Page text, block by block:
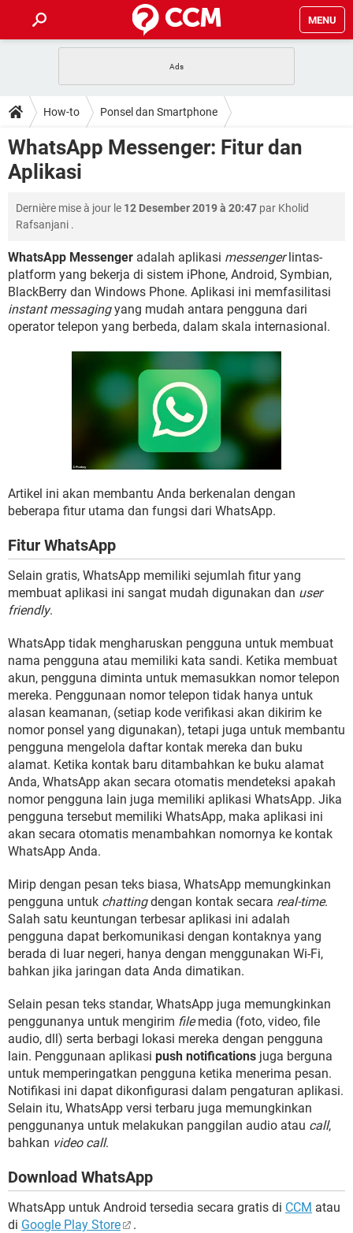
MENU
APLIKASI NONTON FILM & SERI RESET GMAIL
BUAT AKUN TIKTOK APLIKASI VIDEO-CALL
HOW-TO
SAFE MODE ANDROID RESET CLASH OF CLANS
KODE RAHASIA NETFLIX
DOWNLOAD
ADOBE PREMIERE PRO
FORUM
Lupa Password Gmail WiFi Tidak Berfungsi
ENSIKLOPEDIA
Front Office dan Back Office OOP - Data Enkapsulasi
Jenis-jenis Network atau Jaringan
How-to Ponsel dan Smartphone
WhatsApp Messenger: Fitur dan
Aplikasi
Dernière mise à jour le 12 Desember 2019 à 20:47 par Kholid
Rafsanjani .
WhatsApp Messenger adalah aplikasi messengerlintas-
platform yang bekerja di sistem iPhone, Android, Symbian,
BlackBerry dan Windows Phone. Aplikasi ini memfasilitasi
instant messagingyang mudah antara pengguna dari
operator telepon yang berbeda, dalam skala internasional.
Artikel ini akan membantu Anda berkenalan dengan
beberapa fitur utama dan fungsi dari WhatsApp.
Fitur WhatsApp
Selain gratis, WhatsApp memiliki sejumlah fitur yang
membuat aplikasi ini sangat mudah digunakan dan user
friendly.
WhatsApp tidak mengharuskan pengguna untuk membuat
nama pengguna atau memiliki kata sandi. Ketika membuat
akun, pengguna diminta untuk memasukkan nomor telepon
mereka. Penggunaan nomor telepon tidak hanya untuk
alasan keamanan, (setiap kode verifikasi akan dikirim ke
nomor ponsel yang digunakan), tetapi juga untuk membantu
pengguna mengelola daftar kontak mereka dan buku
alamat. Ketika kontak baru ditambahkan ke buku alamat
Anda, WhatsApp akan secara otomatis mendeteksi apakah
nomor pengguna lain juga memiliki aplikasi WhatsApp. Jika
pengguna tersebut memiliki WhatsApp, maka aplikasi ini
akan secara otomatis menambahkan nomornya ke kontak
WhatsApp Anda.
Mirip dengan pesan teks biasa, WhatsApp memungkinkan
pengguna untuk chattingdengan kontak secara real-time.
Salah satu keuntungan terbesar aplikasi ini adalah
pengguna dapat berkomunikasi dengan kontaknya yang
berada di luar negeri, hanya dengan menggunakan Wi-Fi,
bahkan jika jaringan data Anda dimatikan.
Selain pesan teks standar, WhatsApp juga memungkinkan
penggunanya untuk mengirim filemedia (foto, video, file
audio, dll) serta berbagi lokasi mereka dengan pengguna
lain. Penggunaan aplikasi push notifications juga berguna
untuk memperingatkan pengguna ketika menerima pesan.
Notifikasi ini dapat dikonfigurasi dalam pengaturan aplikasi.
Selain itu, WhatsApp versi terbaru juga memungkinkan
penggunanya untuk melakukan panggilan audio atau call,
bahkan video call.
Download WhatsApp
WhatsApp untuk Android tersedia secara gratis di CCM atau
di Google Play Store .